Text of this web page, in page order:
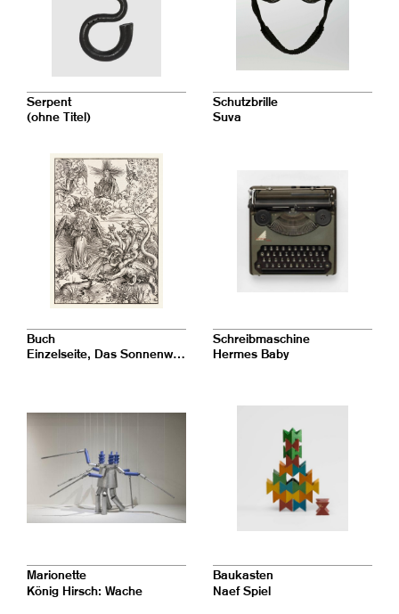
Serpent
(ohne Titel)
Schutzbrille
Suva
Buch
Einzelseite, Das Sonnenweib und der siebenhäuptige Drache (Apokalypse – Die Offenbarung des Johannes)
Schreibmaschine
Hermes Baby
Marionette
König Hirsch: Wache
Baukasten
Naef Spiel